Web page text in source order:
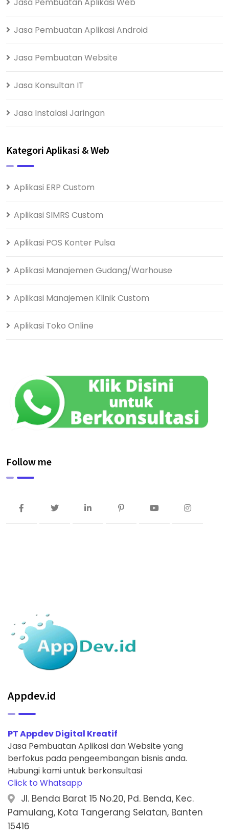
Jasa Pembuatan Aplikasi Android
Jasa Pembuatan Website
Jasa Konsultan IT
Jasa Instalasi Jaringan
Kategori Aplikasi & Web
Aplikasi ERP Custom
Aplikasi SIMRS Custom
Aplikasi POS Konter Pulsa
Aplikasi Manajemen Gudang/Warhouse
Aplikasi Manajemen Klinik Custom
Aplikasi Toko Online
Follow me
Appdev.id
PT Appdev Digital Kreatif
Jasa Pembuatan Aplikasi dan Website yang
berfokus pada pengeembangan bisnis anda.
Hubungi kami untuk berkonsultasi
Click to Whatsapp
Jl. Benda Barat 15 No.20, Pd. Benda, Kec.
Pamulang, Kota Tangerang Selatan, Banten
15416